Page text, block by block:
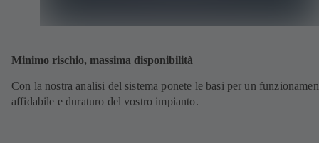
Minimo rischio, massima disponibilità
Con la nostra analisi del sistema ponete le basi per un
affidabile e duraturo del vostro impianto.